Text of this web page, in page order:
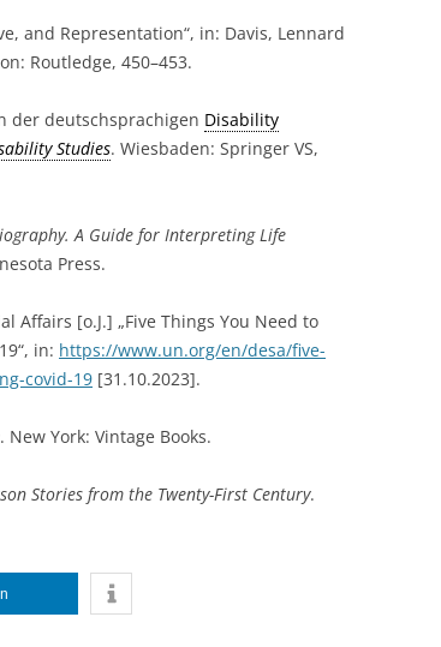
and Representation“, in: Davis, Lennard
Routledge, 450–453.
der deutschsprachigen Disability
Studies. Wiesbaden: Springer VS,
A Guide for Interpreting Life
Press.
Affairs [o.J.] „Five Things You Need to
in: https://www.un.org/en/desa/five-
covid-19 [31.10.2023].
. New York: Vintage Books.
Stories from the Twenty-First Century.